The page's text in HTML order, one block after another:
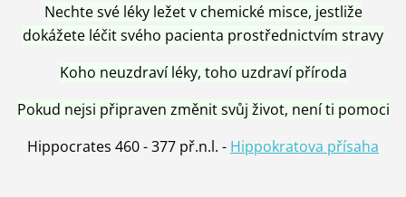
Nechte své léky ležet v chemické misce, jestliže
dokážete léčit svého pacienta prostřednictvím stravy
Koho neuzdraví léky, toho uzdraví příroda
Pokud nejsi připraven změnit svůj život, není ti pomoci
Hippocrates 460 - 377 př.n.l. - Hippokratova přísaha